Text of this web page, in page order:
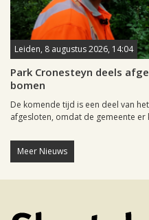
Leiden, 8 augustus 2026, 14:04
Park Cronesteyn deels
bomen
De komende tijd is een deel van
afgesloten, omdat de gemeente er
Meer Nieuws